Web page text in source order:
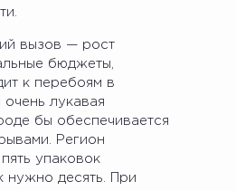
вызов — рост
бюджеты,
к перебоям в
очень лукавая
бы обеспечивается
Регион
упаковок
нужно десять. При